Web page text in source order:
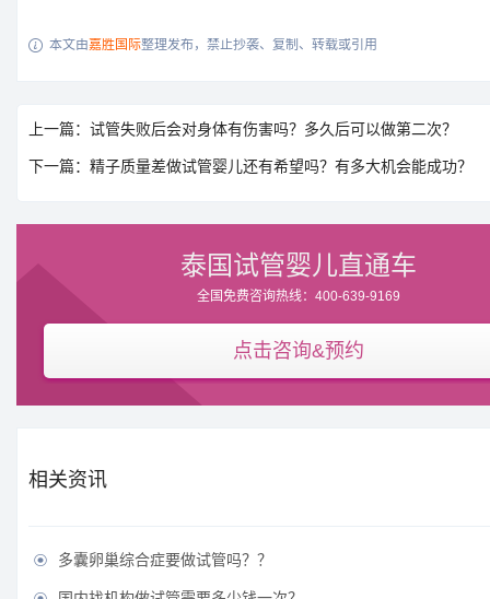
 本文由嘉胜国际整理发布，禁止抄袭、复制、转载或引用
上一篇：试管失败后会对身体有伤害吗？多久后可以做第二次？
下一篇：精子质量差做试管婴儿还有希望吗？有多大机会能成功？
泰国试管婴儿直通车
全国免费咨询热线：400-639-9169
点击咨询&预约
相关资讯
 多囊卵巢综合症要做试管吗？？